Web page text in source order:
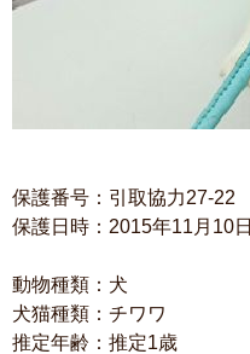
保護番号：引取協力27-22
保護日時：2015年11月10日
動物種類：犬
犬猫種類：チワワ
推定年齢：推定1歳